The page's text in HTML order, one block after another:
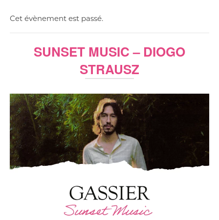
Cet évènement est passé.
SUNSET MUSIC – DIOGO
STRAUSZ